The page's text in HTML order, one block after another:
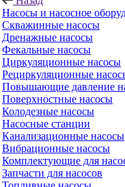
Насосы и насосное
Скважинные насосы
Дренажные насосы
Фекальные насосы
Циркуляционные насосы
Рециркуляционные
Повышающие давление
Поверхностные насосы
Колодезные насосы
Насосные станции
Канализационные насосы
Вибрационные насосы
Комплектующие для
Запчасти для насосов